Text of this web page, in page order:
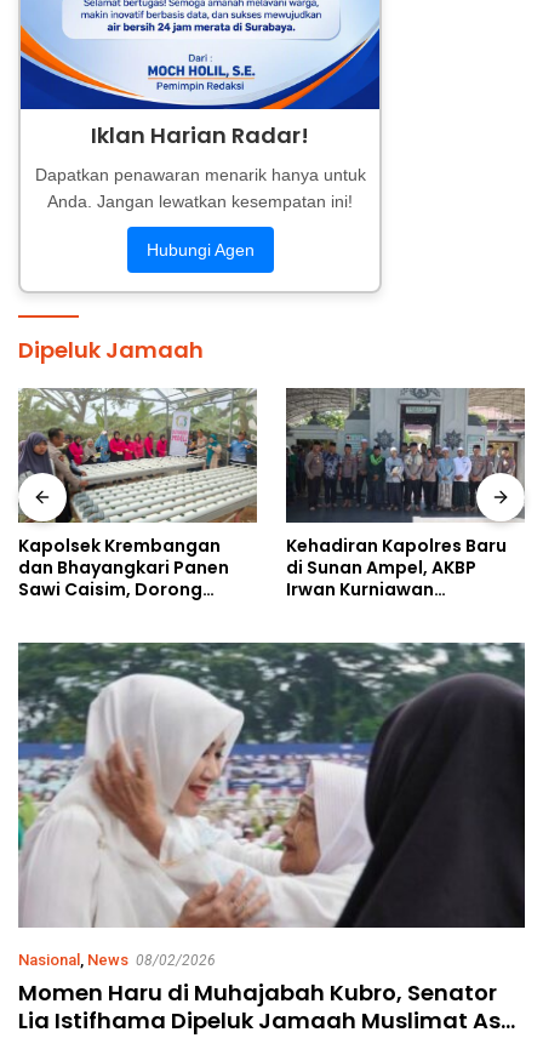
Iklan Harian Radar!
Dapatkan penawaran menarik hanya untuk
Anda. Jangan lewatkan kesempatan ini!
Hubungi Agen
Dipeluk Jamaah
Kapolsek Krembangan
dan Bhayangkari Panen
Sawi Caisim, Dorong
Kehadiran Kapolres Baru
di Sunan Ampel, AKBP
Irwan Kurniawan
Nasional , News 08/02/2026
Momen Haru di Muhajabah Kubro, Senator
Lia Istifhama Dipeluk Jamaah Muslimat Asal